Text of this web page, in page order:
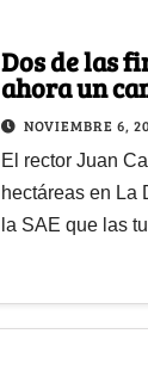
Dos de las
ahora un
NOVIEMBRE 6,
El rector Juan
hectáreas en La
la SAE que las